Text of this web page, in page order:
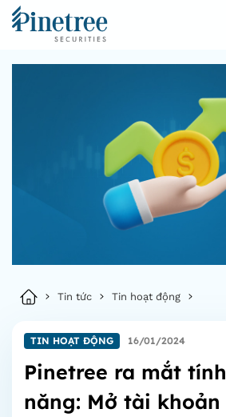
Tin tức Tin hoạt động
TIN HOẠT ĐỘNG 16/01/2024
Pinetree ra mắt tính
năng: Mở tài khoản